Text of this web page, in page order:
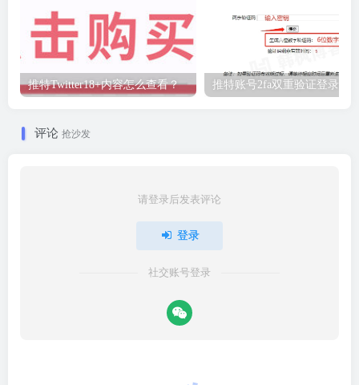
推特Twitter18+内容怎么查看？ 推特账号2fa双重验证登录教
评论 抢沙发
请登录后发表评论
登录
社交账号登录